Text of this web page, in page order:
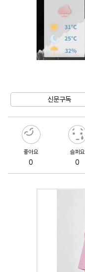
신문구독
좋아요
0
슬퍼요
0